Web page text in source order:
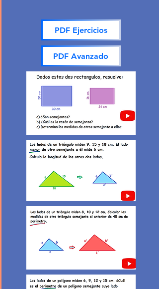
PDF Ejercicios
PDF Avanzado